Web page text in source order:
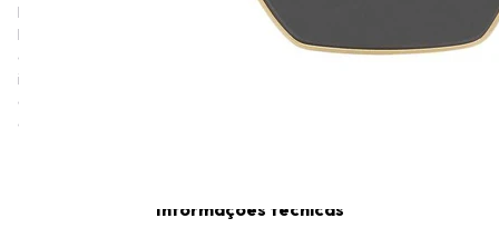
Fundada por Miuccia Prada em 1993, a Miu Miu pertence ao grupo
Prada. Com uma essência divertida e refinada, a estética onírica
da Miu Miu segue a exploração de materiais e detalhes incomuns
inspirados pela visão de Miuccia. O DNA da marca surge graças à
experimentação e ao aprimoramento de soluções criativas
originais.
Informações técnicas